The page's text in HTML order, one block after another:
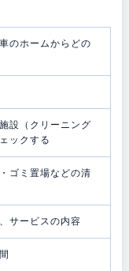
のホームからどの
設（クリーニング
ックする
ゴミ置場などの清
サービスの内容